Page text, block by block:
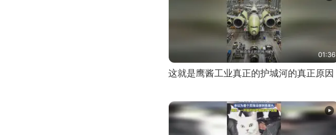
01:36
这就是鹰酱工业真正的护城河的真正原因